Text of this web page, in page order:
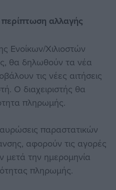
περίπτωση αλλαγής
Ενοίκων/Χιλιοστών
θα δηλωθούν τα νέα
τις νέες αιτήσεις
Ο διαχειριστής θα
πληρωμής.
παραστατικών
αφορούν τις αγορές
μετά την ημερομηνία
πληρωμής.